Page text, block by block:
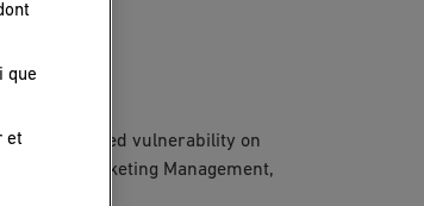
and perceived vulnerability on
of Marketing Management,
que
et